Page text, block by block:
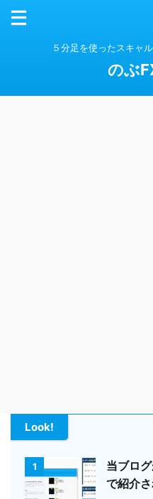
５分足を使ったスキャ
のぶ
Look!
1
当ブロ
で紹介さ